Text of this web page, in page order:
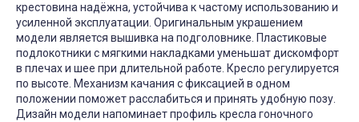
крестовина надёжна, устойчива к частому использованию и
усиленной эксплуатации. Оригинальным украшением
модели является вышивка на подголовнике. Пластиковые
подлокотники с мягкими накладками уменьшат дискомфорт
в плечах и шее при длительной работе. Кресло регулируется
по высоте. Механизм качания с фиксацией в одном
положении поможет расслабиться и принять удобную позу.
Дизайн модели напоминает профиль кресла гоночного